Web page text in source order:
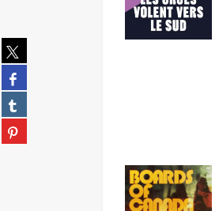
Partager
sur
twitter
(Nouvelle
fenêtre)
Partager
sur
facebook
(Nouvelle
fenêtre)
Partager
sur
tumblr
Partager
sur